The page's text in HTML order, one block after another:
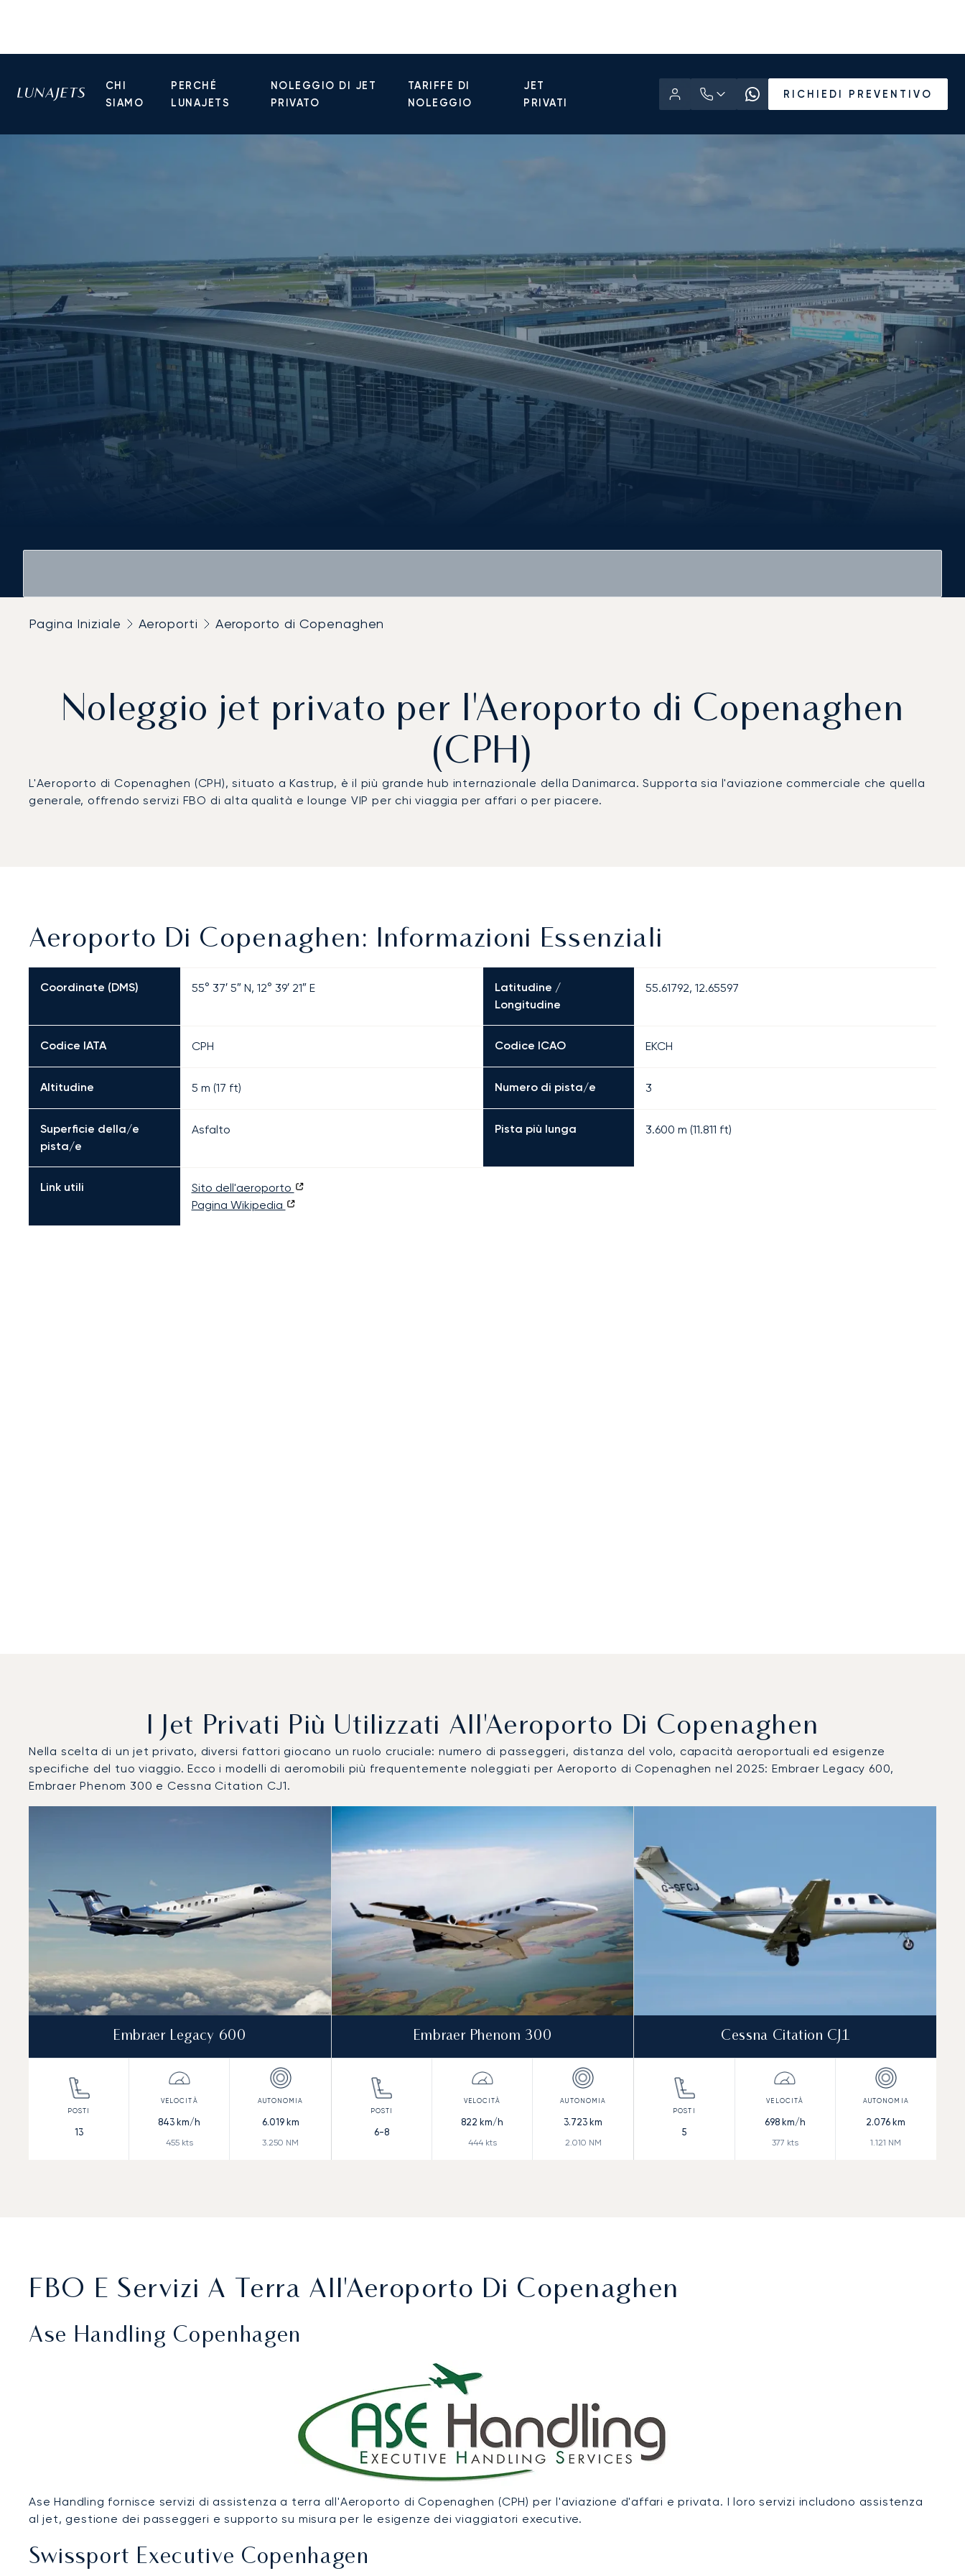
CHI
SIAMO
PERCHÉ
LUNAJETS
NOLEGGIO DI JET
PRIVATO
TARIFFE DI
NOLEGGIO
JET
PRIVATI
RICHIEDI PREVENTIVO
Pagina Iniziale Aeroporti Aeroporto di Copenaghen
Noleggio jet privato per l'Aeroporto di Copenaghen
(CPH)
L'Aeroporto di Copenaghen (CPH), situato a Kastrup, è il più grande hub internazionale della Danimarca. Supporta sia l'aviazione commerciale che quella
generale, offrendo servizi FBO di alta qualità e lounge VIP per chi viaggia per affari o per piacere.
Aeroporto Di Copenaghen: Informazioni Essenziali
Coordinate (DMS) 55° 37′ 5″ N, 12° 39′ 21″ E
Latitudine /
Longitudine
55.61792, 12.65597
Codice IATA CPH Codice ICAO EKCH
Altitudine 5 m (17 ft) Numero di pista/e 3
Superficie della/e
pista/e
Asfalto Pista più lunga 3.600 m (11.811 ft)
Link utili
Sito dell'aeroporto
Pagina Wikipedia
I Jet Privati Più Utilizzati All'Aeroporto Di Copenaghen
Nella scelta di un jet privato, diversi fattori giocano un ruolo cruciale: numero di passeggeri, distanza del volo, capacità aeroportuali ed esigenze
specifiche del tuo viaggio. Ecco i modelli di aeromobili più frequentemente noleggiati per Aeroporto di Copenaghen nel 2025: Embraer Legacy 600,
Embraer Phenom 300 e Cessna Citation CJ1.
Aeroporto di Copenaghen : I 3 modelli di aeromobile più utilizzati per numero di movimenti volo nel 2025
Autonomia (km)
Embraer Legacy 600
13
843 km/h
455kts
6.019km
3.250 NM
Embraer Phenom 300
6-8
822 km/h
444kts
3.723 km
2.010 NM
Cessna Citation CJ1
5
698km/h
377 kts
2.076 km
1.121 NM
FBO E Servizi A Terra All'Aeroporto Di Copenaghen
Ase Handling Copenhagen
Ase Handling fornisce servizi di assistenza a terra all'Aeroporto di Copenaghen (CPH) per l'aviazione d'affari e privata. I loro servizi includono assistenza
al jet, gestione dei passeggeri e supporto su misura per le esigenze dei viaggiatori executive.
Swissport Executive Copenhagen